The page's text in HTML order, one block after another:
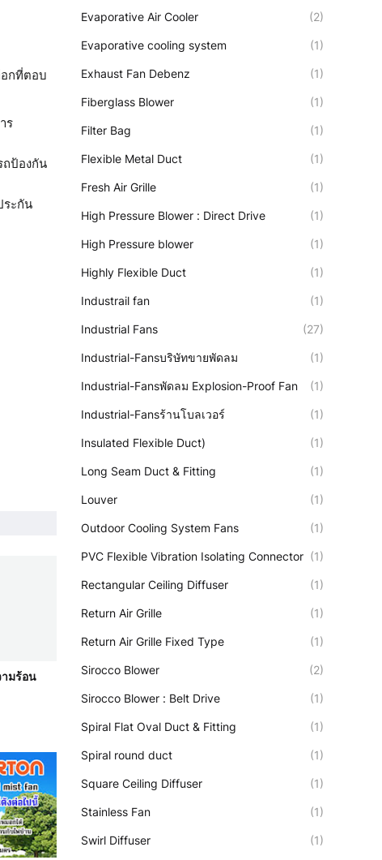
อกที่ตอบ
ร
ถป้องกัน
ระกัน
มร้อน
Evaporative Air Cooler (2)
Evaporative cooling system (1)
Exhaust Fan Debenz (1)
Fiberglass Blower (1)
Filter Bag (1)
Flexible Metal Duct (1)
Fresh Air Grille (1)
High Pressure Blower : Direct Drive (1)
High Pressure blower (1)
Highly Flexible Duct (1)
Industrail fan (1)
Industrial Fans (27)
Industrial-Fansบริษัทขายพัดลม (1)
Industrial-Fansพัดลม Explosion-Proof Fan (1)
Industrial-Fansร้านโบลเวอร์ (1)
Insulated Flexible Duct) (1)
Long Seam Duct & Fitting (1)
Louver (1)
Outdoor Cooling System Fans (1)
PVC Flexible Vibration Isolating Connector (1)
Rectangular Ceiling Diffuser (1)
Return Air Grille (1)
Return Air Grille Fixed Type (1)
Sirocco Blower (2)
Sirocco Blower : Belt Drive (1)
Spiral Flat Oval Duct & Fitting (1)
Spiral round duct (1)
Square Ceiling Diffuser (1)
Stainless Fan (1)
Swirl Diffuser (1)